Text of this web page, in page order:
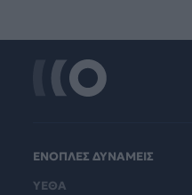
ΕΝΟΠΛΕΣ ΔΥΝΑΜΕΙΣ
ΥΕΘΑ